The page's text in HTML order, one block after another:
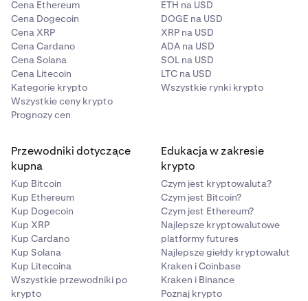
Cena Ethereum
Cena Dogecoin
Cena XRP
Cena Cardano
Cena Solana
Cena Litecoin
Kategorie krypto
Wszystkie ceny krypto
Prognozy cen
ETH na USD
DOGE na USD
XRP na USD
ADA na USD
SOL na USD
LTC na USD
Wszystkie rynki krypto
Przewodniki dotyczące
kupna
Kup Bitcoin
Kup Ethereum
Kup Dogecoin
Kup XRP
Kup Cardano
Kup Solana
Kup Litecoina
Wszystkie przewodniki po
krypto
Edukacja w zakresie
krypto
Czym jest kryptowaluta?
Czym jest Bitcoin?
Czym jest Ethereum?
Najlepsze kryptowalutowe
platformy futures
Najlepsze giełdy kryptowalut
Kraken i Coinbase
Kraken i Binance
Poznaj krypto